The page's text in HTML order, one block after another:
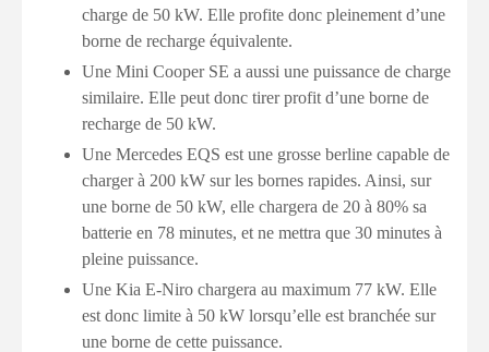
charge de 50 kW. Elle profite donc pleinement d’une
borne de recharge équivalente.
Une Mini Cooper SE a aussi une puissance de charge
similaire. Elle peut donc tirer profit d’une borne de
recharge de 50 kW.
Une Mercedes EQS est une grosse berline capable de
charger à 200 kW sur les bornes rapides. Ainsi, sur
une borne de 50 kW, elle chargera de 20 à 80% sa
batterie en 78 minutes, et ne mettra que 30 minutes à
pleine puissance.
Une Kia E-Niro chargera au maximum 77 kW. Elle
est donc limite à 50 kW lorsqu’elle est branchée sur
une borne de cette puissance.